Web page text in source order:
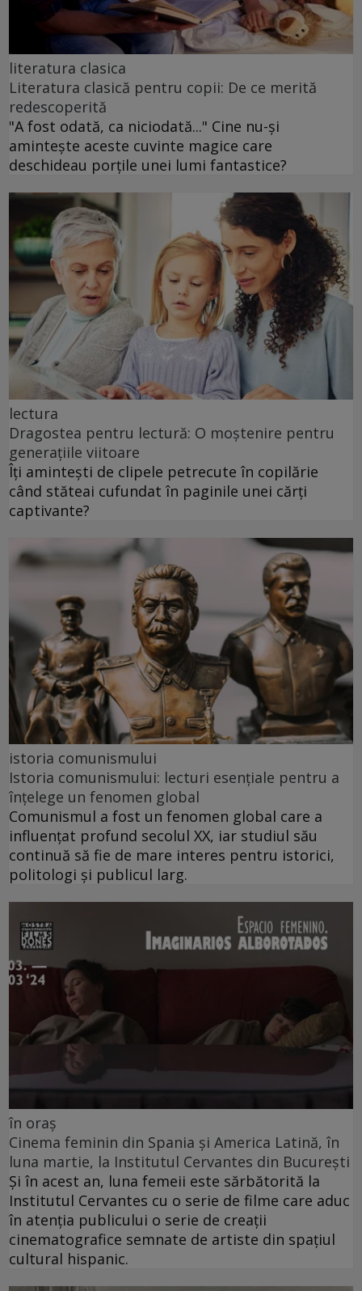
literatura clasica
Literatura clasică pentru copii: De ce merită
redescoperită
"A fost odată, ca niciodată..." Cine nu-și
amintește aceste cuvinte magice care
deschideau porțile unei lumi fantastice?
lectura
Dragostea pentru lectură: O moștenire pentru
generațiile viitoare
Îți amintești de clipele petrecute în copilărie
când stăteai cufundat în paginile unei cărți
captivante?
istoria comunismului
Istoria comunismului: lecturi esențiale pentru a
înțelege un fenomen global
Comunismul a fost un fenomen global care a
influențat profund secolul XX, iar studiul său
continuă să fie de mare interes pentru istorici,
politologi și publicul larg.
în oraș
Cinema feminin din Spania și America Latină, în
luna martie, la Institutul Cervantes din București
Și în acest an, luna femeii este sărbătorită la
Institutul Cervantes cu o serie de filme care aduc
în atenția publicului o serie de creații
cinematografice semnate de artiste din spațiul
cultural hispanic.